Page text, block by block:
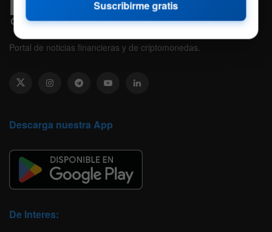
Portal de noticias financieras y de criptomonedas.
Descarga nuestra App
De Interes:
Suscribirme gratis